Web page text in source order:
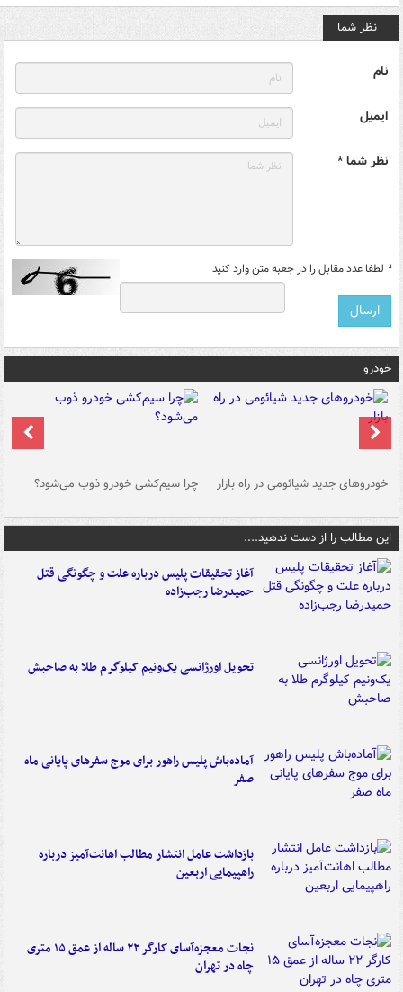
نظر شما
نام
ایمیل
نظر شما *
* لطفا عدد مقابل را در جعبه متن وارد کنید
خودرو
خودروهای جدید شیائومی در راه بازار چرا سیم‌کشی خودرو ذوب می‌شود؟
این مطالب را از دست ندهید....
آغاز تحقیقات پلیس درباره علت و چگونگی قتل
حمیدرضا رجب‌زاده
تحویل اورژانسی یک‌ونیم کیلوگرم طلا به صاحبش
آماده‌باش پلیس راهور برای موج سفرهای پایانی ماه
صفر
بازداشت عامل انتشار مطالب اهانت‌آمیز درباره
راهپیمایی اربعین
نجات معجزه‌آسای کارگر ۲۲ ساله از عمق ۱۵ متری
چاه در تهران